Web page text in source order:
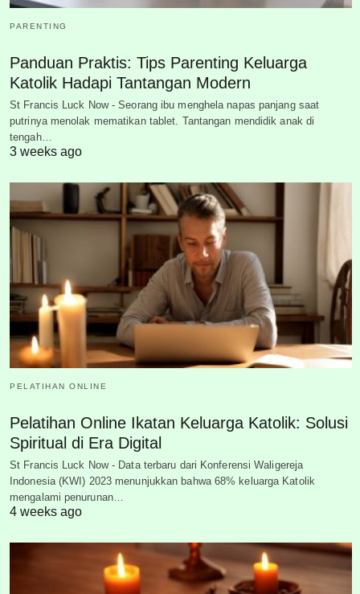
PARENTING
Panduan Praktis: Tips Parenting Keluarga
Katolik Hadapi Tantangan Modern
St Francis Luck Now - Seorang ibu menghela napas panjang saat
putrinya menolak mematikan tablet. Tantangan mendidik anak di
tengah…
3 weeks ago
PELATIHAN ONLINE
Pelatihan Online Ikatan Keluarga Katolik: Solusi
Spiritual di Era Digital
St Francis Luck Now - Data terbaru dari Konferensi Waligereja
Indonesia (KWI) 2023 menunjukkan bahwa 68% keluarga Katolik
mengalami penurunan…
4 weeks ago